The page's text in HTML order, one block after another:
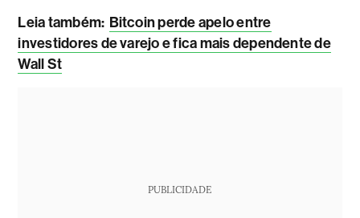
Leia também: Bitcoin perde apelo entre
investidores de varejo e fica mais dependente de
Wall St
PUBLICIDADE